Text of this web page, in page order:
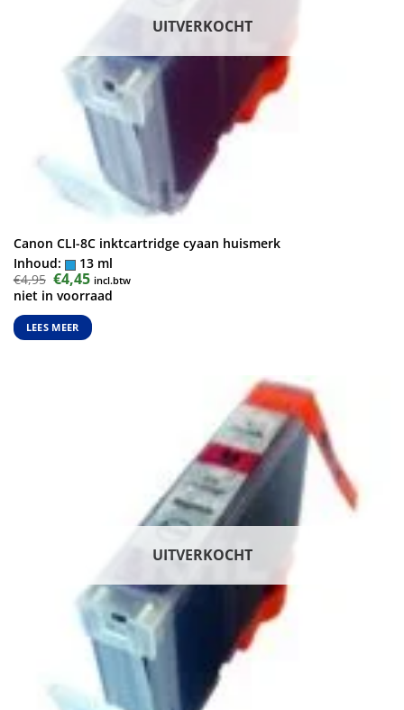
UITVERKOCHT
Canon CLI-8C inktcartridge cyaan huismerk
Inhoud:
13 ml
€4,95 Oorspronkelijke
prijs
was:
€4,95.
€4,45Huidige
prijs
is:
incl.btw
niet in voorraad
LEES MEER
UITVERKOCHT